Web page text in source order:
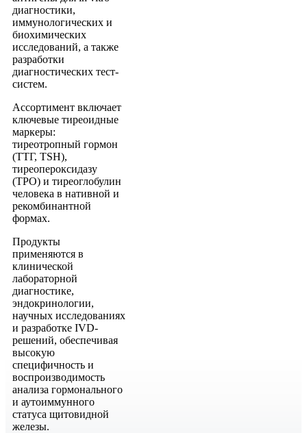
диагностики,
иммунологических и
биохимических
исследований, а также
разработки
диагностических тест-
систем.
Ассортимент включает
ключевые тиреоидные
маркеры:
тиреотропный гормон
(ТТГ, TSH),
тиреопероксидазу
(TPO) и тиреоглобулин
человека в нативной и
рекомбинантной
формах.
Продукты
применяются в
клинической
лабораторной
диагностике,
эндокринологии,
научных исследованиях
и разработке IVD-
решений, обеспечивая
высокую
специфичность и
воспроизводимость
анализа гормонального
и аутоиммунного
статуса щитовидной
железы.